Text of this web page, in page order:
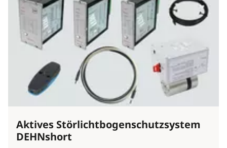
Aktives Störlichtbogenschutzsystem
DEHNshort